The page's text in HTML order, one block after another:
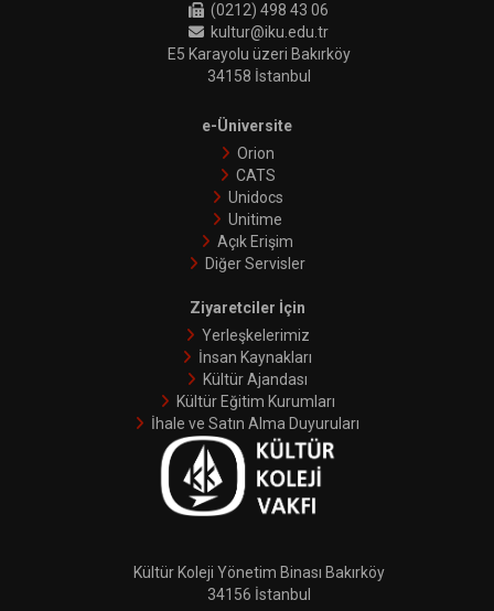
(0212) 498 43 06
kultur@iku.edu.tr
E5 Karayolu üzeri Bakırköy
34158 İstanbul
e-Üniversite
Orion
CATS
Unidocs
Unitime
Açık Erişim
Diğer Servisler
Ziyaretciler İçin
Yerleşkelerimiz
İnsan Kaynakları
Kültür Ajandası
Kültür Eğitim Kurumları
İhale ve Satın Alma Duyuruları
Kültür Koleji Yönetim Binası Bakırköy
34156 İstanbul